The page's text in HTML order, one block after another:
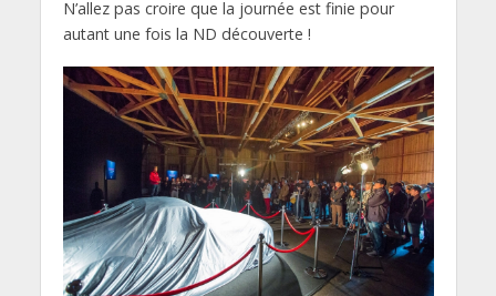
N’allez pas croire que la journée est finie pour
autant une fois la ND découverte !